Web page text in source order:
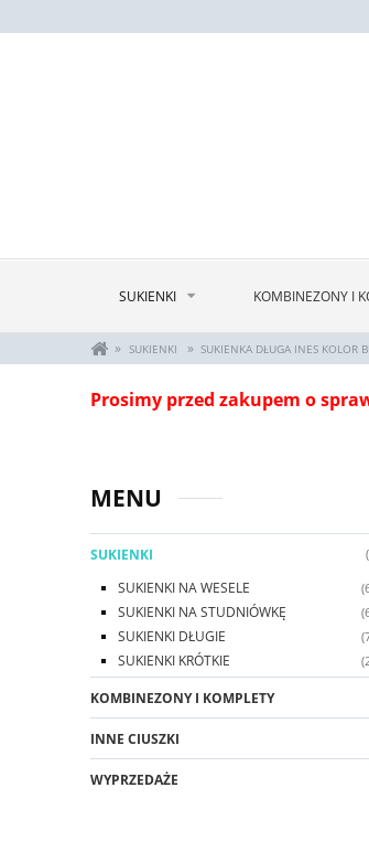
SUKIENKI KOMBINEZONY I
» SUKIENKI » SUKIENKA DŁUGA INES KOLOR
Prosimy przed zakupem o
MENU
SUKIENKI
SUKIENKI NA WESELE
SUKIENKI NA STUDNIÓWKĘ
SUKIENKI DŁUGIE
SUKIENKI KRÓTKIE
KOMBINEZONY I KOMPLETY
INNE CIUSZKI
WYPRZEDAŻE